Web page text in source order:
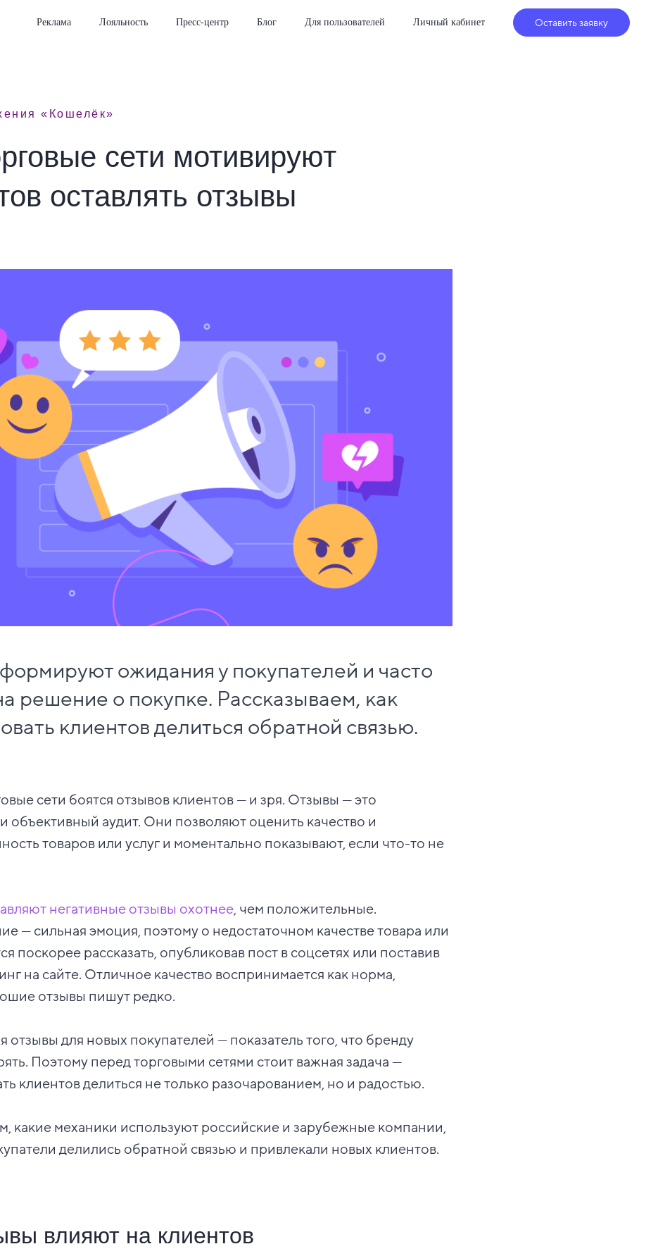
Реклама Лояльность Пресс-центр Блог Для пользователей Личный кабинет Оставить заявку
«Кошелёк»
сети мотивируют
оставлять отзывы
ожидания у покупателей и часто
решение о покупке. Рассказываем, как
клиентов делиться обратной связью.
сети боятся отзывов клиентов — и зря. Отзывы — это
объективный аудит. Они позволяют оценить качество и
товаров или услуг и моментально показывают, если что-то не
негативные отзывы охотнее, чем положительные.
— сильная эмоция, поэтому о недостаточном качестве товара или
поскорее рассказать, опубликовав пост в соцсетях или поставив
на сайте. Отличное качество воспринимается как норма,
отзывы пишут редко.
отзывы для новых покупателей — показатель того, что бренду
Поэтому перед торговыми сетями стоит важная задача —
клиентов делиться не только разочарованием, но и радостью.
какие механики используют российские и зарубежные компании,
делились обратной связью и привлекали новых клиентов.
влияют на клиентов